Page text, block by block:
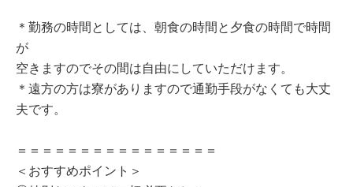
＊勤務の時間としては、朝食の時間と夕食の時間で時間
が
空きますのでその間は自由にしていただけます。
＊遠方の方は寮がありますので通勤手段がなくても大丈
夫です。
＝＝＝＝＝＝＝＝＝＝＝＝＝＝＝＝
＜おすすめポイント＞